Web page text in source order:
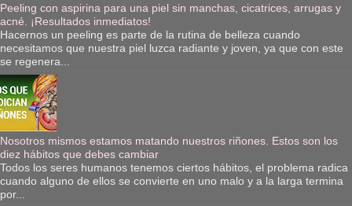
Peeling con aspirina para una piel sin manchas, cicatrices, arrugas y
acné. ¡Resultados inmediatos!
Hacernos un peeling es parte de la rutina de belleza cuando
necesitamos que nuestra piel luzca radiante y joven, ya que con este
se regenera...
Nosotros mismos estamos matando nuestros riñones. Estos son los
diez hábitos que debes cambiar
Todos los seres humanos tenemos ciertos hábitos, el problema radica
cuando alguno de ellos se convierte en uno malo y a la larga termina
por...